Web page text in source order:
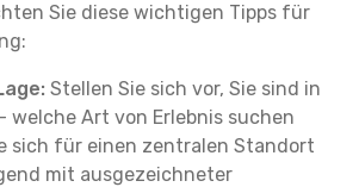
Sie diese wichtigen Tipps für
Stellen Sie sich vor, Sie sind in
welche Art von Erlebnis suchen
sich für einen zentralen Standort
mit ausgezeichneter